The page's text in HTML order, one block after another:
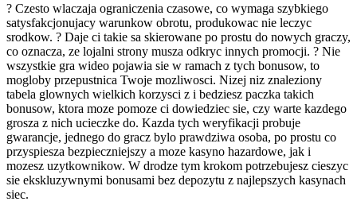
? Czesto wlaczaja ograniczenia czasowe, co wymaga szybkiego
satysfakcjonujacy warunkow obrotu, produkowac nie leczyc
srodkow. ? Daje ci takie sa skierowane po prostu do nowych graczy,
co oznacza, ze lojalni strony musza odkryc innych promocji. ? Nie
wszystkie gra wideo pojawia sie w ramach z tych bonusow, to
mogloby przepustnica Twoje mozliwosci. Nizej niz znaleziony
tabela glownych wielkich korzysci z i bedziesz paczka takich
bonusow, ktora moze pomoze ci dowiedziec sie, czy warte kazdego
grosza z nich ucieczke do. Kazda tych weryfikacji probuje
gwarancje, jednego do gracz bylo prawdziwa osoba, po prostu co
przyspiesza bezpieczniejszy a moze kasyno hazardowe, jak i
mozesz uzytkownikow. W drodze tym krokom potrzebujesz cieszyc
sie ekskluzywnymi bonusami bez depozytu z najlepszych kasynach
siec.